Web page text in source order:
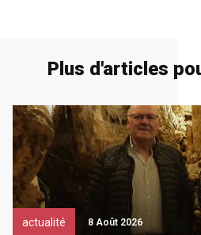
Plus d'articles
actualité 8 Août 2026